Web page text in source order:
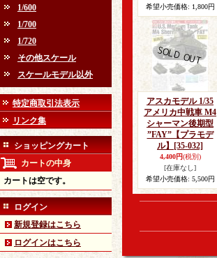
1/600
1/700
1/720
その他スケール
スケールモデル以外
特定商取引法表示
リンク集
ショッピングカート
カートの中身
カートは空です。
ログイン
新規登録はこちら
ログインはこちら
希望小売価格: 1,800円
アスカモデル 1/35
アメリカ中戦車 M4
シャーマン後期型
”FAY”【プラモデ
ル】
[35-032]
4,400円(税別)
[在庫なし]
希望小売価格: 5,500円